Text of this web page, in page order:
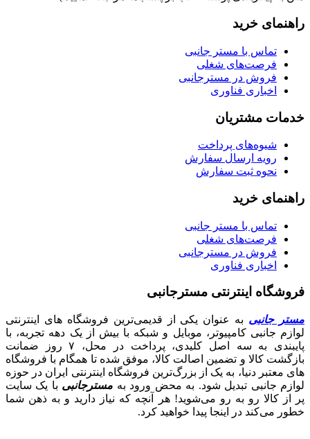
راهنمای خرید
تماس با مستر جانبی
فرصت‌های شغلی
فروش در مسترجانبی
اخباری فناوری
خدمات مشتریان
شیوه‌های پرداخت
رویه ارسال سفارش
نحوه ثبت سفارش
راهنمای خرید
تماس با مستر جانبی
فرصت‌های شغلی
فروش در مسترجانبی
اخباری فناوری
فروشگاه اینترنتی مسترجانبی
مستر جانبی به عنوان یکی از قدیمی‌ترین فروشگاه های اینترنتی
لوازم جانبی کامپیوتر، موبایل و شبکه با بیش از یک دهه تجربه، با
پایبندی به سه اصل کلیدی، پرداخت در محل، ۷ روز ضمانت
بازگشت کالا و تضمین اصالت کالا، موفق شده تا همگام با فروشگاه‌
های معتبر دنیا، به یک از بزرگ‌ترین فروشگاه اینترنتی ایران در حوزه
لوازم جانبی تبدیل شود. به محض ورود به مسترجانبی با یک سایت
پر از کالا رو به رو می‌شوید! هر آنچه که نیاز دارید و به ذهن شما
خطور می‌کند در اینجا پیدا خواهید کرد.